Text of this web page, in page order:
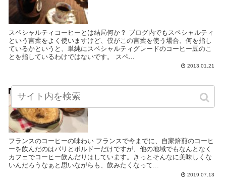
スペシャルティコーヒーとは結局何か？ ブログ内でもスペシャルティ
という言葉をよく使いますけど、僕がこの言葉を使う場合、何を指し
ているかというと、単純にスペシャルティグレードのコーヒー豆のこ
とを指しているわけではないです。 スペ...
2013.01.21
コーヒーを考える
フランスでもコーヒーをたくさん
フランスのコーヒーの味わい フランスで今までに、自家焙煎のコーヒ
ーを飲んだのはパリとボルドーだけですが、他の地域でもなんとなく
カフェでコーヒー飲んだりはしています。きっとそんなに美味しくな
いんだろうなぁと思いながらも、飲みたくなって...
2019.07.13